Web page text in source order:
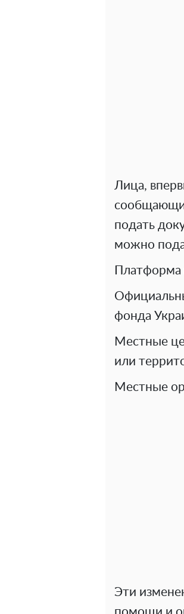
Лица,
подать
можно
Платформа
фонда
Местные
или
Местные
Эти